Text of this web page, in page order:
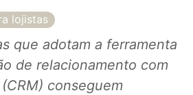
lojistas
que adotam a ferramenta
de relacionamento com
(CRM) conseguem